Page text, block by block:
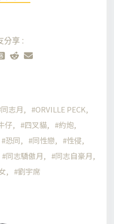
分享:
同志月
ORVILLE PECK
仔 四叉貓
約炮
恐同 同性戀
性侵
同志驕傲月
同志自豪月
劉宇席